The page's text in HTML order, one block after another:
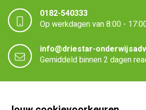
0182-540333
Op werkdagen van 8:00 -
info@driestar-
Gemiddeld binnen 2 dagen